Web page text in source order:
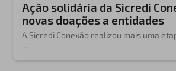
Ação solidária da Sicredi
novas doações a entidades
A Sicredi Conexão realizou mais uma
…